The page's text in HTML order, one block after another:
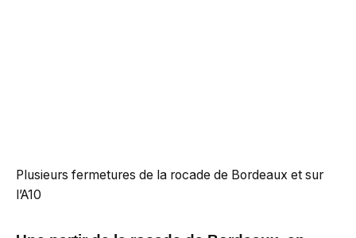
Plusieurs fermetures de la rocade de Bordeaux et sur
l’A10